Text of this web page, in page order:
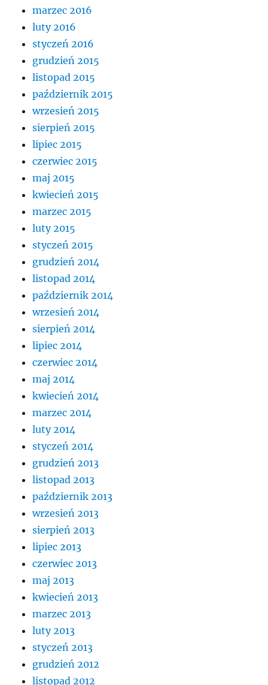
marzec 2016
luty 2016
styczeń 2016
grudzień 2015
listopad 2015
październik 2015
wrzesień 2015
sierpień 2015
lipiec 2015
czerwiec 2015
maj 2015
kwiecień 2015
marzec 2015
luty 2015
styczeń 2015
grudzień 2014
listopad 2014
październik 2014
wrzesień 2014
sierpień 2014
lipiec 2014
czerwiec 2014
maj 2014
kwiecień 2014
marzec 2014
luty 2014
styczeń 2014
grudzień 2013
listopad 2013
październik 2013
wrzesień 2013
sierpień 2013
lipiec 2013
czerwiec 2013
maj 2013
kwiecień 2013
marzec 2013
luty 2013
styczeń 2013
grudzień 2012
listopad 2012